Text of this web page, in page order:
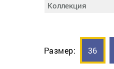
Коллекция
Размер: 36